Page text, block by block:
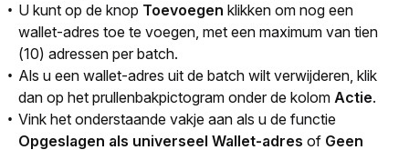
U kunt op de knop Toevoegen klikken om nog een
wallet-adres toe te voegen, met een maximum van tien
(10) adressen per batch.
Als u een wallet-adres uit de batch wilt verwijderen, klik
dan op het prullenbakpictogram onder de kolom Actie.
Vink het onderstaande vakje aan als u de functie
Opgeslagen als universeel Wallet-adres of Geen